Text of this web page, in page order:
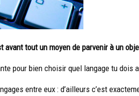
avant tout un moyen de parvenir à un
pour bien choisir quel langage tu dois
entre eux : d’ailleurs c’est